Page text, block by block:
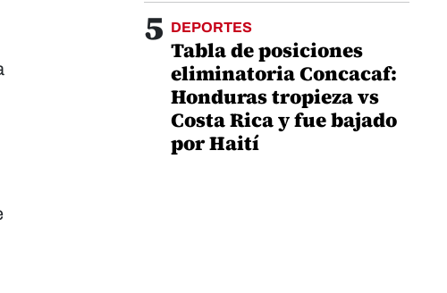
5 DEPORTES
Tabla de posiciones
eliminatoria Concacaf:
Honduras tropieza vs
Costa Rica y fue bajado
por Haití